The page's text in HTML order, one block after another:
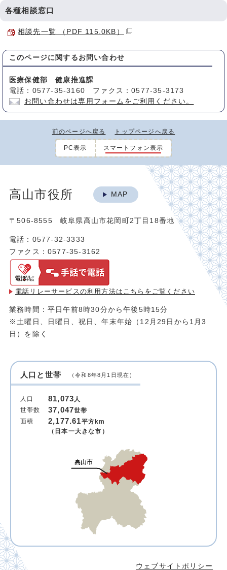
各種相談窓口
相談先一覧 （PDF 115.0KB）
このページに関する お問い合わせ
医療保健部 健康推進課
電話：0577-35-3160 ファクス：0577-35-3173
お問い合わせは専用フォームをご利用ください。
前のページへ戻る トップページへ戻る
PC表示 スマートフォン表示
高山市役所 MAP
〒506-8555 岐阜県高山市花岡町2丁目18番地
電話：0577-32-3333
ファクス：0577-35-3162
電話リレーサービスの利用方法は こちらをご覧ください
業務時間：平日午前8時30分から午後5時15分
※土曜日、日曜日、祝日、年末年始（12月29日から1月3
日）を除く
人口と世帯 （令和8年8月1日現在）
人口 81,073人
世帯数
37,047世帯
面積
2,177.61平方km
（日本一大きな市）
ウェブサイトポリシー